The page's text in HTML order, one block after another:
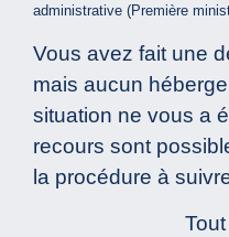
administrative (Première
Vous avez fait une
mais aucun
situation ne vous a
recours sont
la procédure à